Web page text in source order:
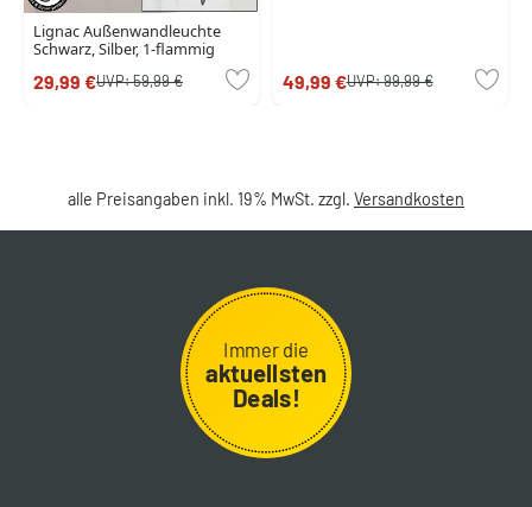
Lignac Außenwandleuchte
Schwarz, Silber, 1-flammig
29,99 €UVP:59,99 € 49,99 €UVP:99,99 €
alle Preisangaben inkl. 19% MwSt. zzgl. Versandkosten
Immer die
aktuellsten
Deals!